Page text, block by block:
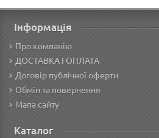
Інформація
Про компанію
ДОСТАВКА І ОПЛАТА
Договір публічної оферти
Обмін та повернення
Мапа сайту
Каталог